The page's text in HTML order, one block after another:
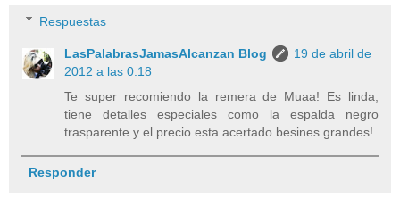
Respuestas
LasPalabrasJamasAlcanzan Blog
19 de abril de
2012 a las 0:18
Te super recomiendo la remera de Muaa! Es linda,
tiene detalles especiales como la espalda negro
trasparente y el precio esta acertado besines grandes!
Responder